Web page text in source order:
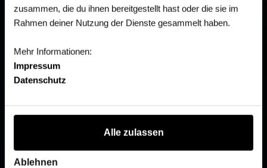
zusammen, die du ihnen bereitgestellt hast oder die sie im
Rahmen deiner Nutzung der Dienste gesammelt haben.
Mehr Informationen:
Impressum
Datenschutz
Alle zulassen
Ablehnen